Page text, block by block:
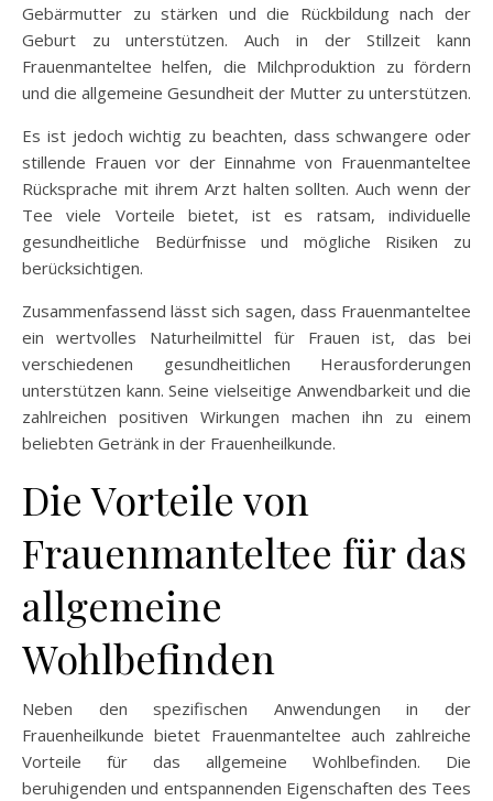
Gebärmutter zu stärken und die Rückbildung nach der
Geburt zu unterstützen. Auch in der Stillzeit kann
Frauenmanteltee helfen, die Milchproduktion zu fördern
und die allgemeine Gesundheit der Mutter zu unterstützen.
Es ist jedoch wichtig zu beachten, dass schwangere oder
stillende Frauen vor der Einnahme von Frauenmanteltee
Rücksprache mit ihrem Arzt halten sollten. Auch wenn der
Tee viele Vorteile bietet, ist es ratsam, individuelle
gesundheitliche Bedürfnisse und mögliche Risiken zu
berücksichtigen.
Zusammenfassend lässt sich sagen, dass Frauenmanteltee
ein wertvolles Naturheilmittel für Frauen ist, das bei
verschiedenen gesundheitlichen Herausforderungen
unterstützen kann. Seine vielseitige Anwendbarkeit und die
zahlreichen positiven Wirkungen machen ihn zu einem
beliebten Getränk in der Frauenheilkunde.
Die Vorteile von
Frauenmanteltee für das
allgemeine
Wohlbefinden
Neben den spezifischen Anwendungen in der
Frauenheilkunde bietet Frauenmanteltee auch zahlreiche
Vorteile für das allgemeine Wohlbefinden. Die
beruhigenden und entspannenden Eigenschaften des Tees